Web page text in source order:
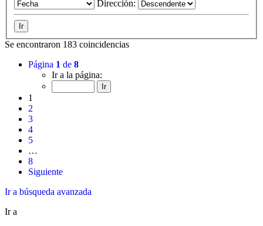
Dirección:
Se encontraron 183 coincidencias
Página 1 de 8
Ir a la página:
1
2
3
4
5
…
8
Siguiente
Ir a búsqueda avanzada
Ir a